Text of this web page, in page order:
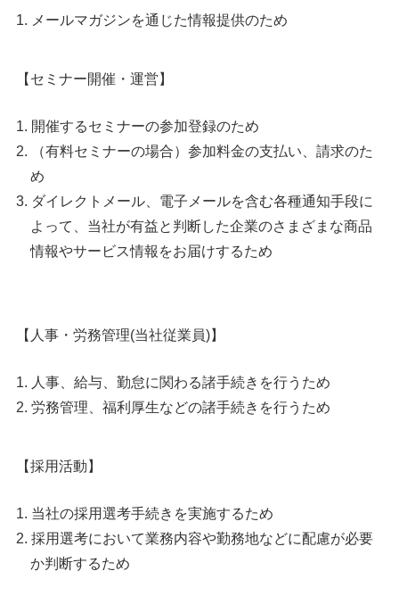
メールマガジンを通じた情報提供のため
【セミナー開催・運営】
開催するセミナーの参加登録のため
（有料セミナーの場合）参加料金の支払い、請求のた
め
ダイレクトメール、電子メールを含む各種通知手段に
よって、当社が有益と判断した企業のさまざまな商品
情報やサービス情報をお届けするため
【人事・労務管理(当社従業員)】
人事、給与、勤怠に関わる諸手続きを行うため
労務管理、福利厚生などの諸手続きを行うため
【採用活動】
当社の採用選考手続きを実施するため
採用選考において業務内容や勤務地などに配慮が必要
か判断するため